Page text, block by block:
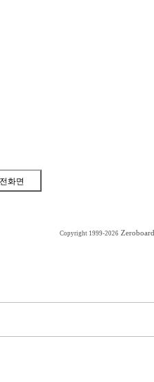
Copyright 1999-2026 Zeroboard